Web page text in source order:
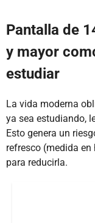
Pantalla de
y mayor
estudiar
La vida moderna
ya sea estudiando,
Esto genera un
refresco (medida
para reducirla.